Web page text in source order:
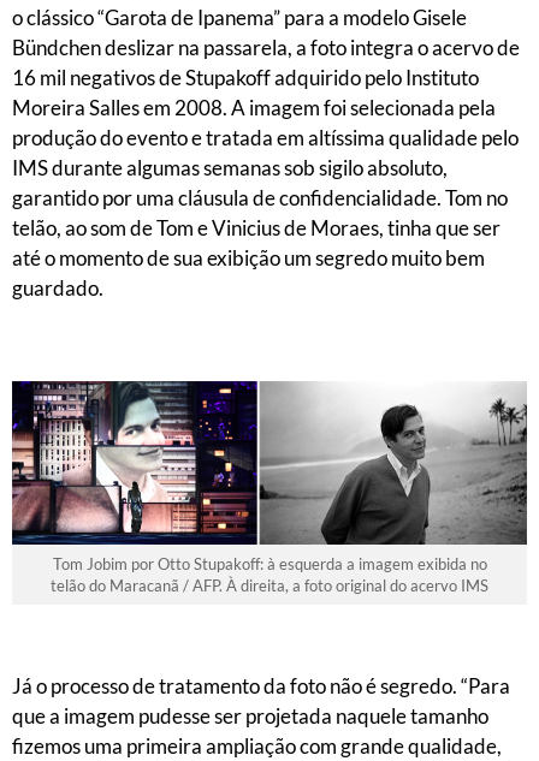
o clássico “Garota de Ipanema” para a modelo Gisele
Bündchen deslizar na passarela, a foto integra o acervo de
16 mil negativos de Stupakoff adquirido pelo Instituto
Moreira Salles em 2008. A imagem foi selecionada pela
produção do evento e tratada em altíssima qualidade pelo
IMS durante algumas semanas sob sigilo absoluto,
garantido por uma cláusula de confidencialidade. Tom no
telão, ao som de Tom e Vinicius de Moraes, tinha que ser
até o momento de sua exibição um segredo muito bem
guardado.
Tom Jobim por Otto Stupakoff: à esquerda a imagem exibida no
telão do Maracanã / AFP. À direita, a foto original do acervo IMS
Já o processo de tratamento da foto não é segredo. “Para
que a imagem pudesse ser projetada naquele tamanho
fizemos uma primeira ampliação com grande qualidade,